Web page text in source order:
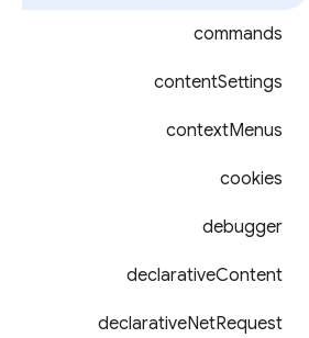
commands
contentSettings
contextMenus
cookies
debugger
declarativeContent
declarativeNetRequest